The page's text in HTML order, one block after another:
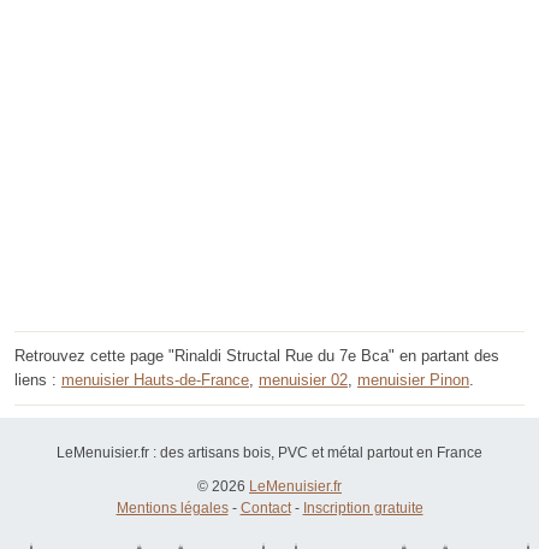
Retrouvez cette page "Rinaldi Structal Rue du 7e Bca" en partant des
liens : menuisier Hauts-de-France, menuisier 02, menuisier Pinon.
LeMenuisier.fr : des artisans bois, PVC et métal partout en France
© 2026 LeMenuisier.fr
Mentions légales- Contact- Inscription gratuite